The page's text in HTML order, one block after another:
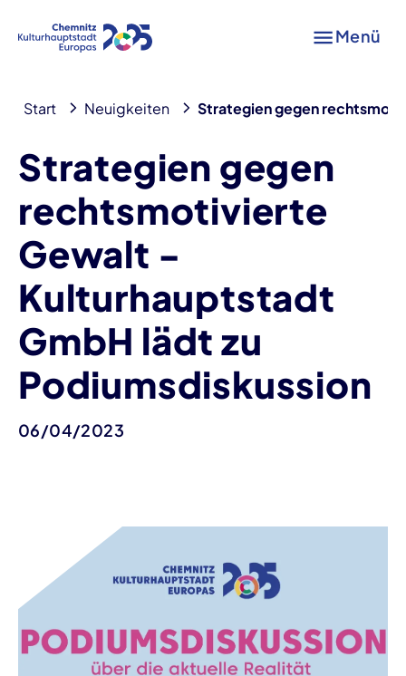
Menü
Start Neuigkeiten Strategien gegen
Strategien gegen
rechtsmotivierte
Gewalt -
Kulturhauptstadt
GmbH lädt zu
Podiumsdiskussion
06/04/2023